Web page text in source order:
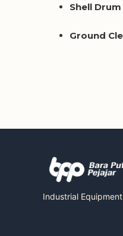
Shell
Ground
Industrial